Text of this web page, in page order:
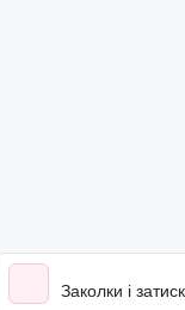
Заколки і